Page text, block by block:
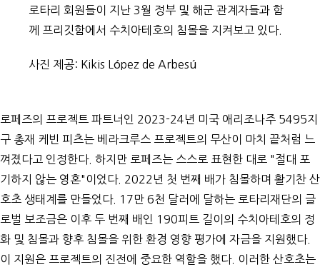
로타리 회원들이 지난 3월 정부 및 해군 관계자들과 함
께 프리깃함에서 수치아테호의 침몰을 지켜보고 있다.
사진 제공: Kikis López de Arbesú
로페즈의 프로젝트 파트너인 2023-24년 미국 애리조나주 5495지
구 총재 케빈 피츠는 베라크루스 프로젝트의 무산이 마치 끝처럼 느
껴졌다고 인정한다. 하지만 로페즈는 스스로 표현한 대로 "절대 포
기하지 않는 영혼"이었다. 2022년 첫 번째 배가 침몰하며 활기찬 산
호초 생태계를 만들었다. 17만 6천 달러에 달하는 로타리재단의 글
로벌 보조금은 이후 두 번째 배인 190피트 길이의 수치아테호의 정
화 및 침몰과 향후 침몰을 위한 환경 영향 평가에 자금을 지원했다.
이 지원은 프로젝트의 진전에 중요한 역할을 했다. 이러한 산호초는